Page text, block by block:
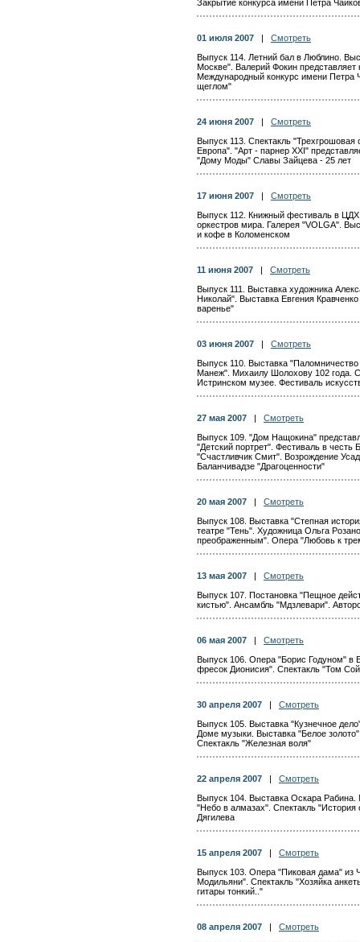
Закрытие конкурса имени Петра
01 июля 2007
Смотреть
Выпуск 114. Летний бал в Люблино.
Москве". Валерий Фокин
Международный конкурс имени Петра
щеглом"
24 июня 2007
Смотреть
Выпуск 113. Спектакль
Европа". "Арт - парнер XXI"
"Дому Моды" Славы Зайцева - 25 лет
17 июня 2007
Смотреть
Выпуск 112. Книжный фестиваль в
оркестров мира. Галерея "VOLGA".
и кофе в Коломенском
11 июня 2007
Смотреть
Выпуск 111. Выставка художника
Николай". Выставка Евгения
варенье"
03 июня 2007
Смотреть
Выпуск 110. Выставка
Манеж". Михаилу Шолохову 102 года.
Истринском музее. Фестиваль
27 мая 2007
Смотреть
Выпуск 109. "Дом Нащокина"
"Детский портрет". Фестиваль в честь
"Счастливчик Смит". Возрождение
Баланчивадзе "Драгоценности"
20 мая 2007
Смотреть
Выпуск 108. Выставка "Степная
театре "Тень". Художница Ольга
преображенным". Опера "Любовь к
13 мая 2007
Смотреть
Выпуск 107. Постановка "Пещное
кистью". Ансамбль "Мдзлевари".
06 мая 2007
Смотреть
Выпуск 106. Опера "Борис Годуном"
фресок Дионисия". Спектакль "Том
30 апреля 2007
Смотреть
Выпуск 105. Выставка "Кузнечное
Доме музыки. Выставка "Белое
Спектакль "Железная воля"
22 апреля 2007
Смотреть
Выпуск 104. Выставка Оскара
"Небо в алмазах". Спектакль
Дягилева
15 апреля 2007
Смотреть
Выпуск 103. Опера "Пиковая дама" из
Модильяни". Спектакль "Хозяйка
гитары тонкий.."
08 апреля 2007
Смотреть